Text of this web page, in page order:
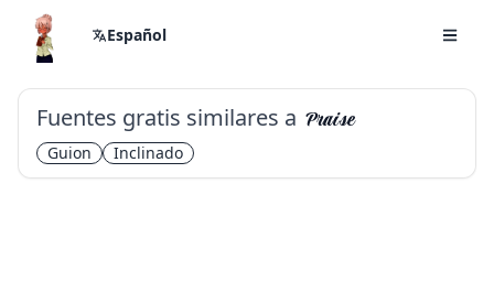
Español
Fuentes gratis similares a Praise
Guion Inclinado